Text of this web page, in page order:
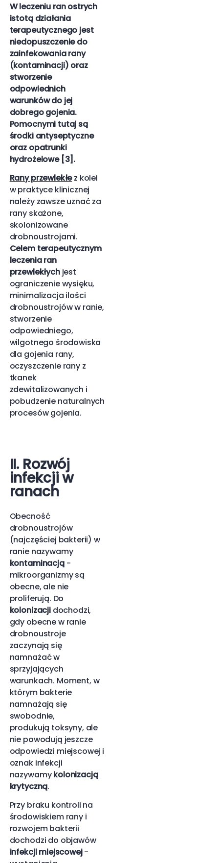
W leczeniu ran ostrych
istotą działania
terapeutycznego jest
niedopuszczenie do
zainfekowania rany
(kontaminacji) oraz
stworzenie
odpowiednich
warunków do jej
dobrego gojenia.
Pomocnymi tutaj są
środki antyseptyczne
oraz opatrunki
hydrożelowe [3].
Rany przewlekłe z kolei
w praktyce klinicznej
należy zawsze uznać za
rany skażone,
skolonizowane
drobnoustrojami.
Celem terapeutycznym
leczenia ran
przewlekłychjest
ograniczenie wysięku,
minimalizacja ilości
drobnoustrojów w ranie,
stworzenie
odpowiedniego,
wilgotnego środowiska
dla gojenia rany,
oczyszczenie rany z
tkanek
zdewitalizowanych i
pobudzenie naturalnych
procesów gojenia.
II. Rozwój
infekcji w
ranach
Obecność
drobnoustrojów
(najczęściej bakterii) w
ranie nazywamy
kontaminacją -
mikroorganizmy są
obecne, ale nie
proliferują. Do
kolonizacjidochodzi,
gdy obecne w ranie
drobnoustroje
zaczynają się
namnażać w
sprzyjających
warunkach. Moment, w
którym bakterie
namnażają się
swobodnie,
produkują toksyny, ale
nie powodują jeszcze
odpowiedzi miejscowej i
oznak infekcji
nazywamykolonizacją
krytyczną.
Przy braku kontroli na
środowiskiem rany i
rozwojem bakterii
dochodzi do objawów
infekcji miejscowej-